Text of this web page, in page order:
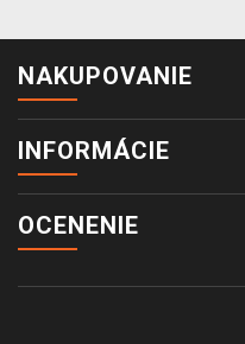
NAKUPOVANIE
INFORMÁCIE
OCENENIE